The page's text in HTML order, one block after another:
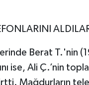
Berat T.'nin
ise, Ali Ç.’nin
Mağdurların